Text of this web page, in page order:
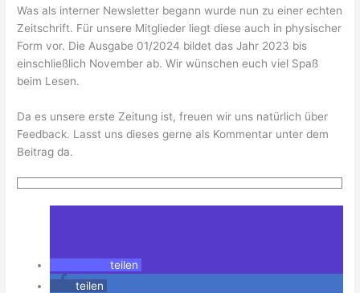
Was als interner Newsletter begann wurde nun zu einer echten
Zeitschrift. Für unsere Mitglieder liegt diese auch in physischer
Form vor. Die Ausgabe 01/2024 bildet das Jahr 2023 bis
einschließlich November ab. Wir wünschen euch viel Spaß
beim Lesen.
Da es unsere erste Zeitung ist, freuen wir uns natürlich über
Feedback. Lasst uns dieses gerne als Kommentar unter dem
Beitrag da.
teilen
teilen